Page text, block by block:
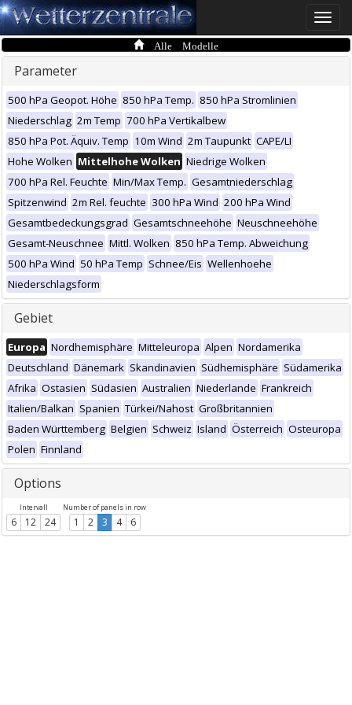
Toggle
Alle Modelle
Parameter
500 hPa Geopot. Höhe 850 hPa Temp. 850 hPa Stromlinien
Niederschlag 2m Temp 700 hPa Vertikalbew
850 hPa Pot. Äquiv. Temp 10m Wind 2m Taupunkt CAPE/LI
Hohe Wolken Mittelhohe Wolken Niedrige Wolken
700 hPa Rel. Feuchte Min/Max Temp. Gesamtniederschlag
Spitzenwind 2m Rel. feuchte 300 hPa Wind 200 hPa Wind
Gesamtbedeckungsgrad Gesamtschneehöhe Neuschneehöhe
Gesamt-Neuschnee Mittl. Wolken 850 hPa Temp. Abweichung
500 hPa Wind 50 hPa Temp Schnee/Eis Wellenhoehe
Niederschlagsform
Gebiet
Europa Nordhemisphäre Mitteleuropa Alpen Nordamerika
Deutschland Dänemark Skandinavien Südhemisphäre Südamerika
Afrika Ostasien Südasien Australien Niederlande Frankreich
Italien/Balkan Spanien Türkei/Nahost Großbritannien
Baden Württemberg Belgien Schweiz Island Österreich Osteuropa
Polen Finnland
Options
Intervall
6 12 24
Number of panels in row
1 2 3 4 6